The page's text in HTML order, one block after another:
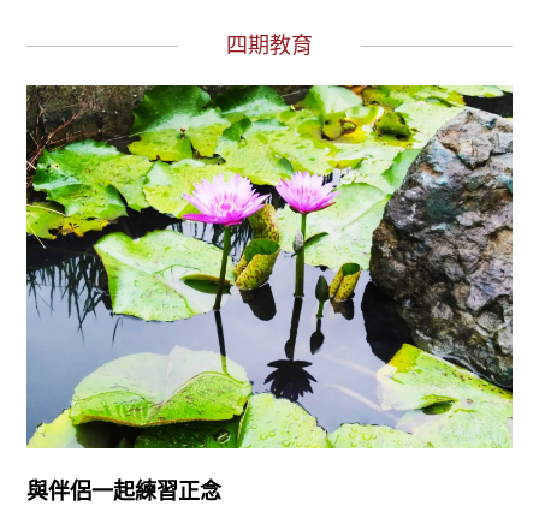
四期教育
與伴侶一起練習正念
初轉法-阿含期